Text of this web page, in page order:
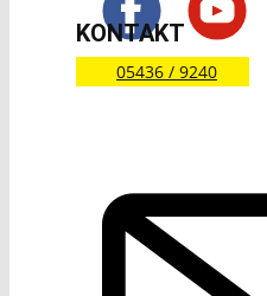
KONTAKT
05436 / 9240